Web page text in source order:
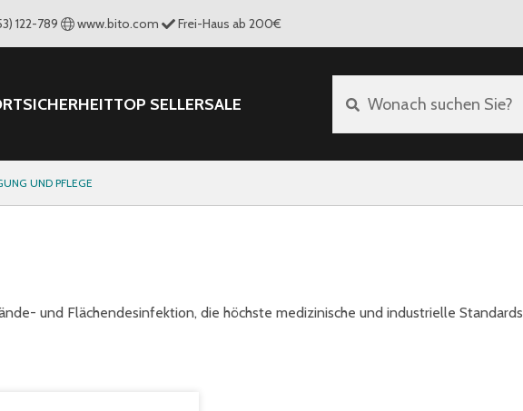
122-789 www.bito.com Frei-Haus ab 200€
SICHERHEITTOP SELLERSALE Wonach suchen Sie?
UND PFLEGE
und Flächendesinfektion, die höchste medizinische und industrielle Standards